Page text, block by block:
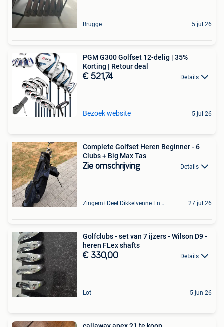
Brugge 5 jul 26
PGM G300 Golfset 12-delig | 35%
Korting | Retour deal
€ 521,74 Details
Bezoek website 5 jul 26
Complete Golfset Heren Beginner - 6
Clubs + Big Max Tas
Zie omschrijving Details
Zingem+Deel Dikkelvenne En Nederzwalm-Hermelgem 27 jul 26
Golfclubs - set van 7 ijzers - Wilson D9 -
heren FLex shafts
€ 330,00 Details
Lot 5 jun 26
callaway apex 21 te koop